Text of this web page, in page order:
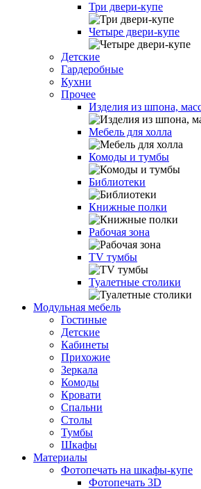
Три двери-купе
Четыре двери-купе
Детские
Гардеробные
Кухни
Прочее
Изделия из шпона,
Мебель для холла
Комоды и тумбы
Библиотеки
Книжные полки
Рабочая зона
TV тумбы
Туалетные столики
Модульная мебель
Гостиные
Детские
Кабинеты
Прихожие
Зеркала
Комоды
Кровати
Спальни
Столы
Тумбы
Шкафы
Материалы
Фотопечать на шкафы-купе
Фотопечать 3D